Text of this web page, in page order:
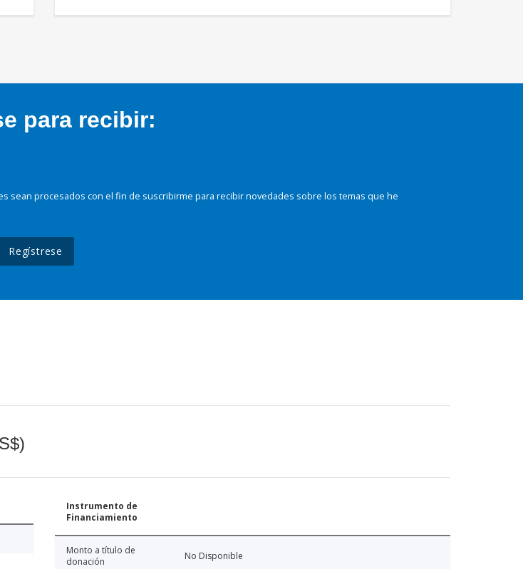
para recibir:
sean procesados con el fin de suscribirme para recibir novedades sobre los temas que he
Regístrese
Instrumento de
Financiamiento
Monto a título de
donación
No Disponible